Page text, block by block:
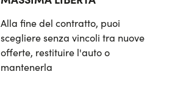
Alla fine del contratto, puoi
scegliere senza vincoli tra nuove
offerte, restituire l'auto o
mantenerla